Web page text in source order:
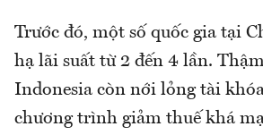
Trước đó, một số quốc gia tại
hạ lãi suất từ 2 đến 4 lần.
Indonesia còn nới lỏng tài
chương trình giảm thuế khá